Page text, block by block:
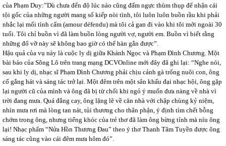
của Phạm Duy:”Dù chưa đến độ lúc nào cũng đấm ngực thùm thụp để nhận cái
tội gốc của những người mang số kiếp nòi tình, tôi luôn luôn buồn rầu khi phải
nhắc lại mối tình cấm (amour défendu) mà tôi cả gan đi vào khi tôi mới ngoài 30
tuổi. Tôi chỉ buồn vì đã làm buồn lòng người vợ, người em. Buồn vì biết rằng
những đổ vỡ này sẽ không bao giờ có thể hàn gắn được”.
Hậu quả của vụ này là cuộc ly dị giữa Khánh Ngọc và Phạm Đình Chương. Một
bài báo của Sông Lô trên trang mạng DCVOnline mới đây đã ghi lại: “Nghe nói,
sau khi ly dị, nhạc sĩ Phạm Đình Chương phải chịu cảnh gà trống nuôi con, ông
cố gắng hát và sáng tác trở lại. Một đêm trên một sân khấu đại nhạc hội, ông gặp
lại người cũ của mình và ông đã bị từ chối khi ngỏ ý muốn đưa nàng về nhà vì
trời đang mưa. Quá đắng cay, ông lặng lẽ về căn nhà với chập chùng kỷ niệm,
nhìn mưa rơi mà lòng tan nát, tủi thương cho thân phận, ý định tìm chết bỗng
chớm trong ông, nhưng tiếng khóc của trẻ thơ đã làm ông bừng tỉnh mà níu ông
lại! Nhạc phẩm “Nửa Hồn Thương Đau” theo ý thơ Thanh Tâm Tuyền được ông
sáng tác cũng vào cái đêm mưa hôm đó”.